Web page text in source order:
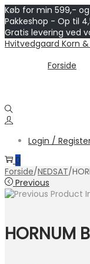
Køb for min 599,-
Pakkeshop - Op til
Gratis levering ved
Skip
Skip
Hvitvedgaard Korn
Forside
Login /
0
Forside/NEDSAT/
Previous